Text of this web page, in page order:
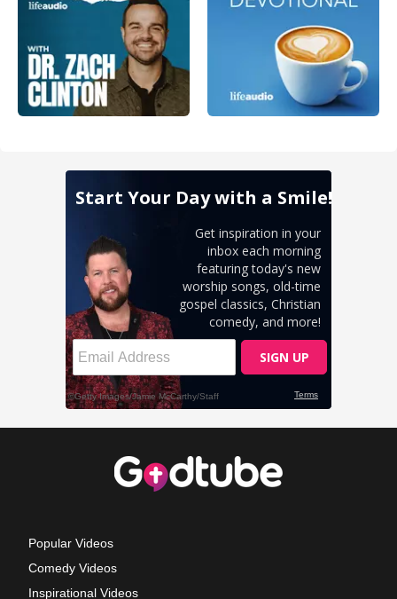
Popular Videos
Comedy Videos
Inspirational Videos